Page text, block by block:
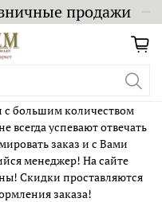
продажи
с большим количеством
всегда успевают отвечать
заказ и с Вами
менеджер! На сайте
Скидки проставляются
заказа!